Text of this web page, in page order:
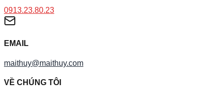
0913.23.80.23
EMAIL
maithuy@maithuy.com
VỀ CHÚNG TÔI